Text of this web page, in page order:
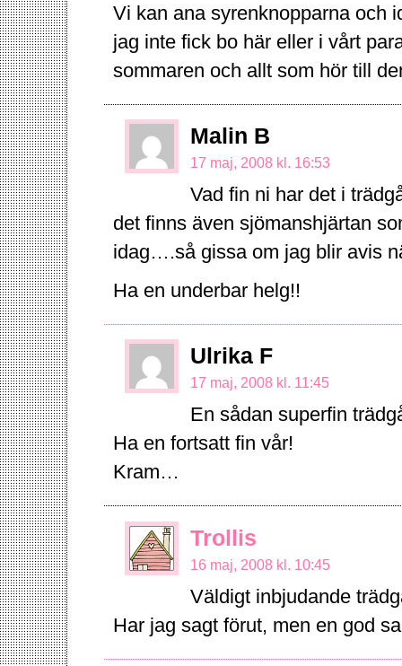
Vi kan ana syrenknopparna och
jag inte fick bo här eller i vårt
sommaren och allt som hör till
Malin B
17 maj, 2008 kl. 16:53
Vad fin ni har det i
det finns även sjömanshjärtan
idag….så gissa om jag blir avis
Ha en underbar helg!!
Ulrika F
17 maj, 2008 kl. 11:45
En sådan superfin
Ha en fortsatt fin vår!
Kram…
Trollis
16 maj, 2008 kl. 10:45
Väldigt inbjudande
Har jag sagt förut, men en god